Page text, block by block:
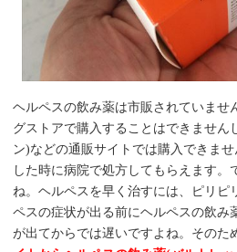
ヘルペスの飲み薬は市販されていませ
グストアで購入することはできません
ン)などの通販サイトでは購入できま
した時に病院で処方してもらえます。
ね。ヘルペスを早く治すには、ピリピ
ペスの症状が出る前にヘルペスの飲み
が出てからでは遅いですよね。そのた